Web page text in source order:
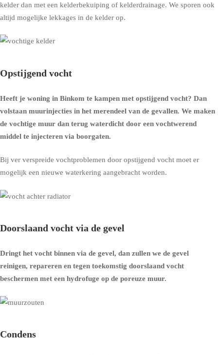
kelder dan met een kelderbekuiping of kelderdrainage. We sporen ook
altijd mogelijke lekkages in de kelder op.
Opstijgend vocht
Heeft je woning in Binkom te kampen met opstijgend vocht? Dan
volstaan muurinjecties in het merendeel van de gevallen. We maken
de vochtige muur dan terug waterdicht door een vochtwerend
middel te injecteren via boorgaten.
Bij ver verspreide vochtproblemen door opstijgend vocht moet er
mogelijk een nieuwe waterkering aangebracht worden.
Doorslaand vocht via de gevel
Dringt het vocht binnen via de gevel, dan zullen we de gevel
reinigen, repareren en tegen toekomstig doorslaand vocht
beschermen met een hydrofuge op de poreuze muur.
Condens